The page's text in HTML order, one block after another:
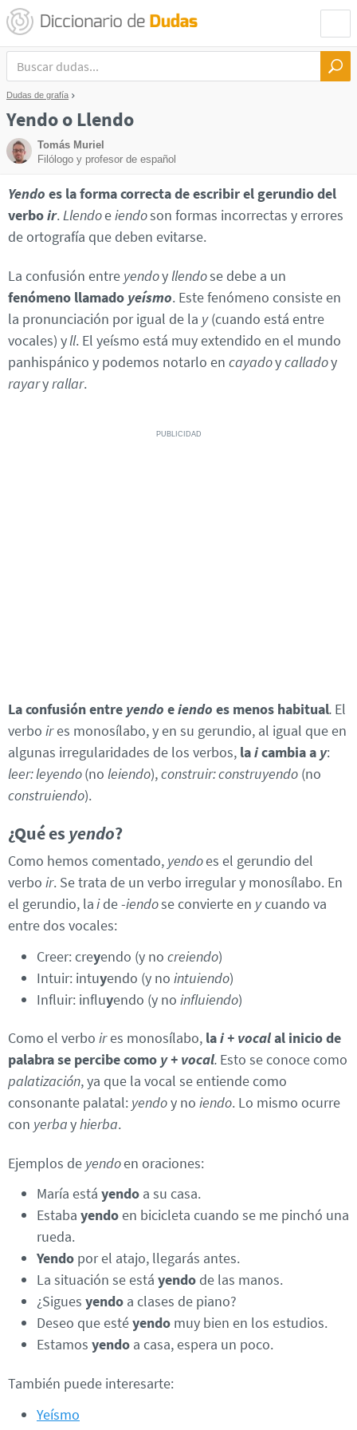
Dudas de grafía
Yendo o Llendo
Tomás Muriel
Filólogo y profesor de español
Yendo es la forma correcta de escribir el gerundio del
verboir.Llendoeiendoson formas incorrectas y errores
de ortografía que deben evitarse.
La confusión entre yendoyllendose debe a un
fenómeno llamado yeísmo. Este fenómeno consiste en
la pronunciación por igual de la y(cuando está entre
vocales) yll. El yeísmo está muy extendido en el mundo
panhispánico y podemos notarlo en cayadoycalladoy
rayaryrallar.
La confusión entre yendo eiendo es menos habitual. El
verbo ires monosílabo, y en su gerundio, al igual que en
algunas irregularidades de los verbos, laicambia a y:
leer: leyendo(no leiendo),construir: construyendo (no
construiendo).
¿Qué es yendo?
Como hemos comentado, yendoes el gerundio del
verbo ir. Se trata de un verbo irregular y monosílabo. En
el gerundio, laide -iendose convierte en ycuando va
entre dos vocales:
Creer: creyendo (y no creiendo)
Intuir: intuyendo (y no intuiendo)
Influir: influyendo (y no influiendo)
Como el verbo ires monosílabo, lai + vocalal inicio de
palabra se percibe como y + vocal. Esto se conoce como
palatización, ya que la vocal se entiende como
consonante palatal: yendoy no iendo. Lo mismo ocurre
con yerbayhierba.
Ejemplos de yendoen oraciones:
María está yendo a su casa.
Estaba yendoen bicicleta cuando se me pinchó una
rueda.
Yendo por el atajo, llegarás antes.
La situación se está yendo de las manos.
¿Sigues yendo a clases de piano?
Deseo que estéyendo muy bien en los estudios.
Estamos yendo a casa, espera un poco.
También puede interesarte:
Yeísmo